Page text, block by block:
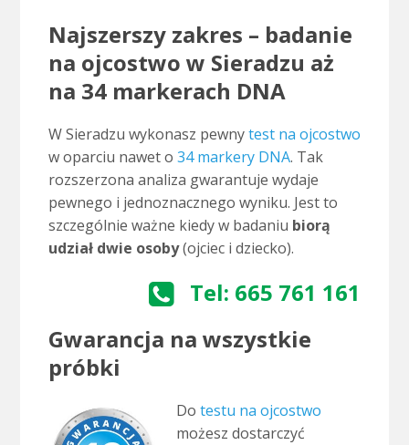
Najszerszy zakres – badanie
na ojcostwo w Sieradzu aż
na 34 markerach DNA
W Sieradzu wykonasz pewnytest na ojcostwo
w oparciu nawet o 34 markery DNA. Tak
rozszerzona analiza gwarantuje wydaje
pewnego i jednoznacznego wyniku. Jest to
szczególnie ważne kiedy w badaniu biorą
udział dwie osoby(ojciec i dziecko).
Tel: 665 761 161
Gwarancja na wszystkie
próbki
Do testu na ojcostwo
możesz dostarczyć